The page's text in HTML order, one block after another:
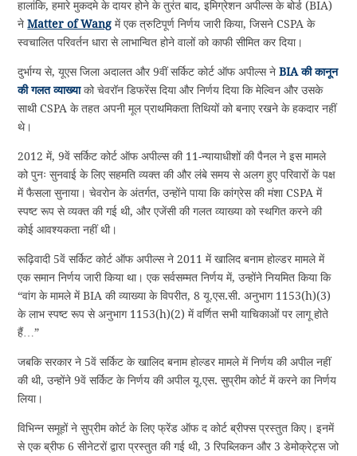
हालांकि, हमारे मुकदमे के दायर होने के तुरंत बाद, इमिग्रेशन अपील्स के बोर्ड (BIA)
नेMatter of Wang में एक त्रुटिपूर्ण निर्णय जारी किया, जिसने CSPA के
स्वचालित परिवर्तन धारा से लाभान्वित होने वालों को काफी सीमित कर दिया।
दुर्भाग्य से, यूएस जिला अदालत और 9वीं सर्किट कोर्ट ऑफ अपील्स नेBIA की कानून
की गलत व्याख्याको चेवरॉन डिफरेंस दिया और निर्णय दिया कि मेल्विन और उसके
साथी CSPA के तहत अपनी मूल प्राथमिकता तिथियों को बनाए रखने के हकदार नहीं
थे।
2012 में, 9वें सर्किट कोर्ट ऑफ अपील्स की 11-न्यायाधीशों की पैनल ने इस मामले
को पुनः सुनवाई के लिए सहमति व्यक्त की और लंबे समय से अलग हुए परिवारों के पक्ष
में फैसला सुनाया। चेवरोन के अंतर्गत, उन्होंने पाया कि कांग्रेस की मंशा CSPA में
स्पष्ट रूप से व्यक्त की गई थी, और एजेंसी की गलत व्याख्या को स्थगित करने की
कोई आवश्यकता नहीं थी।
रूढ़िवादी 5वें सर्किट कोर्ट ऑफ अपील्स ने 2011 में खालिद बनाम होल्डर मामले में
एक समान निर्णय जारी किया था। एक सर्वसम्मत निर्णय में, उन्होंने नियमित किया कि
“वांग के मामले में BIA की व्याख्या के विपरीत, 8 यू.एस.सी. अनुभाग 1153(h)(3)
के लाभ स्पष्ट रूप से अनुभाग 1153(h)(2) में वर्णित सभी याचिकाओं पर लागू होते
हैं…”
जबकि सरकार ने 5वें सर्किट के खालिद बनाम होल्डर मामले में निर्णय की अपील नहीं
की थी, उन्होंने 9वें सर्किट के निर्णय की अपील यू.एस. सुप्रीम कोर्ट में करने का निर्णय
लिया।
विभिन्न समूहों ने सुप्रीम कोर्ट के लिए फ्रेंड ऑफ द कोर्ट ब्रीफ्स प्रस्तुत किए। इनमें
से एक ब्रीफ 6 सीनेटरों द्वारा प्रस्तुत की गई थी, 3 रिपब्लिकन और 3 डेमोक्रेट्स जो